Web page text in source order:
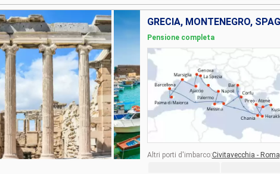
Pensione completa
Altri porti d'imbarco:Civitavecchia - Roma,